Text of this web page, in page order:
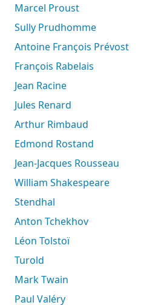
Marcel Proust
Sully Prudhomme
Antoine François Prévost
François Rabelais
Jean Racine
Jules Renard
Arthur Rimbaud
Edmond Rostand
Jean-Jacques Rousseau
William Shakespeare
Stendhal
Anton Tchekhov
Léon Tolstoï
Turold
Mark Twain
Paul Valéry